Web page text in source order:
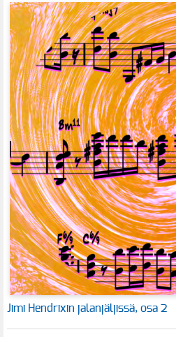
Jimi Hendrixin jalanjäljissä, osa 2